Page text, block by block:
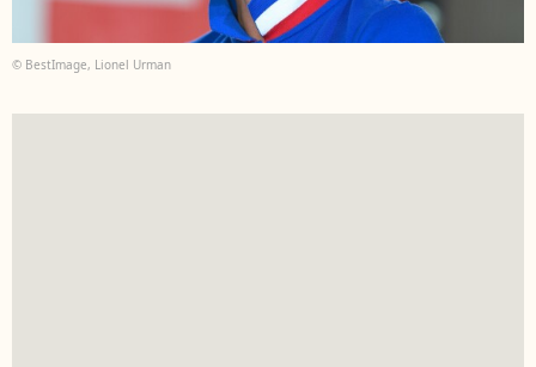
© BestImage, Lionel Urman